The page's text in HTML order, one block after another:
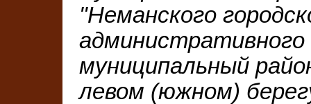
"Неманского
муниципальный
левом (южном)